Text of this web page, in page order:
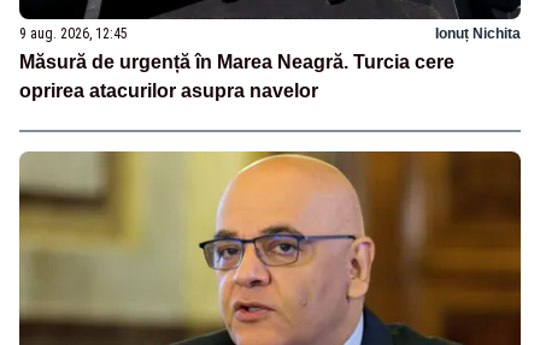
9 aug. 2026, 12:45 Ionuț Nichita
Măsură de urgență în Marea Neagră. Turcia cere
oprirea atacurilor asupra navelor